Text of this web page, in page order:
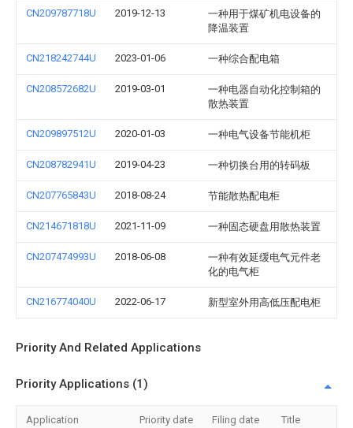
CN209787718U 2019-12-13
一种用于煤矿机电设备的
降温装置
CN218242744U 2023-01-06 一种综合配电箱
CN208572682U 2019-03-01
一种电器自动化控制箱的
散热装置
CN209897512U 2020-01-03 一种电气设备节能机柜
CN208782941U 2019-04-23 一种切换台用的转码板
CN207765843U 2018-08-24 节能散热配电柜
CN214671818U 2021-11-09 一种固态硬盘用散热装置
CN207474993U 2018-06-08
一种有效延缓电气元件老
化的电气柜
CN216774040U 2022-06-17 新型室外用高低压配电柜
Priority And Related Applications
Priority Applications (1)
Application Priority date Filing date Title